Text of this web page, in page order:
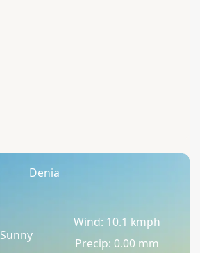
Denia
Sunny
Wind: 10.1 kmph
Precip: 0.00 mm